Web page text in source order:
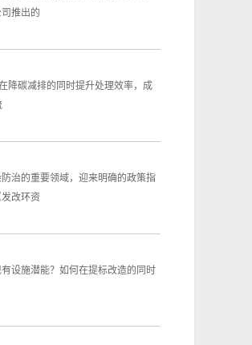
推出的
降碳减排的同时提升处理效率，成
治的重要领域，迎来明确的政策指
改环资
设施潜能？如何在提标改造的同时